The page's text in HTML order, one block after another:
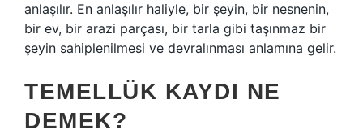
anlaşılır. En anlaşılır haliyle, bir şeyin, bir nesnenin,
bir ev, bir arazi parçası, bir tarla gibi taşınmaz bir
şeyin sahiplenilmesi ve devralınması anlamına gelir.
TEMELLÜK KAYDI NE
DEMEK?